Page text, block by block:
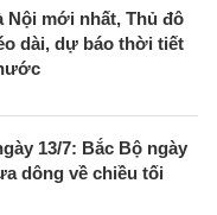
Nội mới nhất, Thủ đô
dài, dự báo thời tiết
13/7: Bắc Bộ ngày
dông về chiều tối